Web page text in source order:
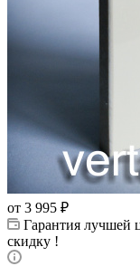
от 3 995 ₽
Гарантия лучшей
скидку !